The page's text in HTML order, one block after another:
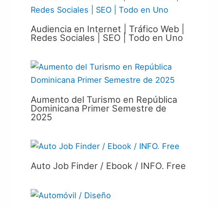
Audiencia en Internet | Tráfico Web |
Redes Sociales | SEO | Todo en Uno
Aumento del Turismo en República
Dominicana Primer Semestre de
2025
Auto Job Finder / Ebook / INFO. Free